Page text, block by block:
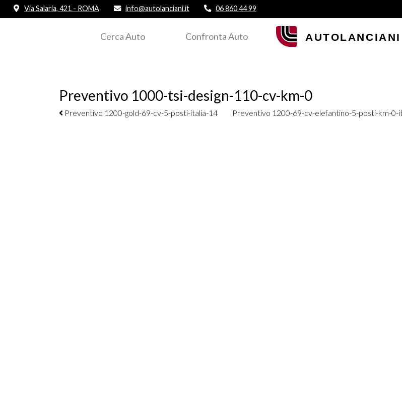
Via Salaria, 421 - ROMA info@autolanciani.it 06 860 44 99
Cerca Auto Confronta Auto
Preventivo 1000-tsi-design-110-cv-km-0
Navigazione elementi
Preventivo 1200-gold-69-cv-5-posti-italia-14 Preventivo 1200-69-cv-elefantino-5-posti-km-0-